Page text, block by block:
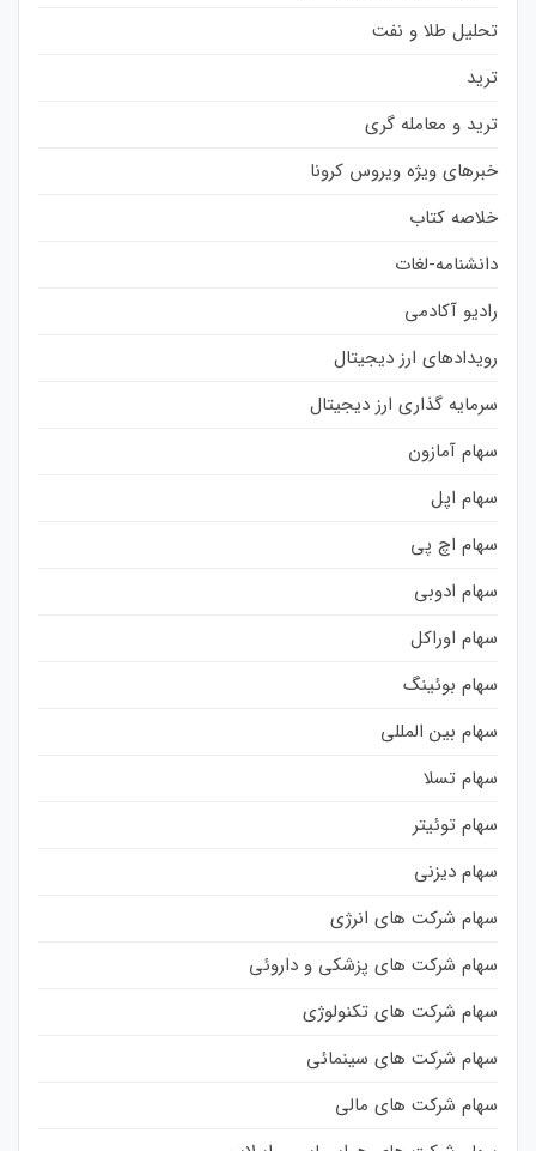
تحلیل طلا و نفت
ترید
ترید و معامله گری
خبرهای ویژه ویروس کرونا
خلاصه کتاب
دانشنامه-لغات
رادیو آکادمی
رویدادهای ارز دیجیتال
سرمایه گذاری ارز دیجیتال
سهام آمازون
سهام اپل
سهام اچ پی
سهام ادوبی
سهام اوراکل
سهام بوئینگ
سهام بین المللی
سهام تسلا
سهام توئیتر
سهام دیزنی
سهام شرکت های انرژی
سهام شرکت های پزشکی و داروئی
سهام شرکت های تکنولوژی
سهام شرکت های سینمائی
سهام شرکت های مالی